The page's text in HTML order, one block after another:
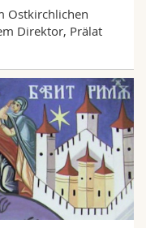
Ostkirchlichen
Direktor, Prälat